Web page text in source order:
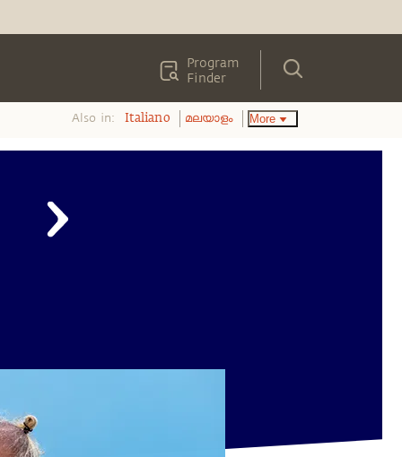
Program
Finder
Also in: Italiano മലയാളം More